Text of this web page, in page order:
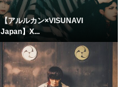
【アルルカン×VISUNAVI
Japan】X...